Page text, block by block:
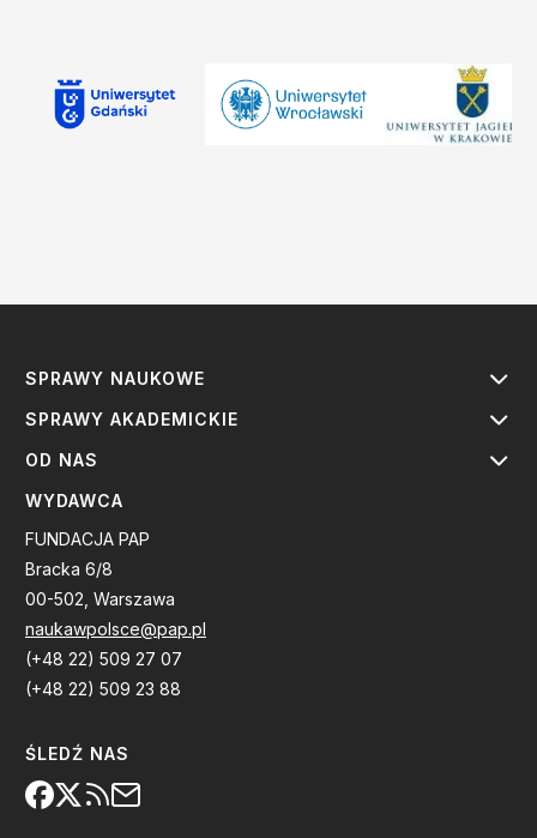
SPRAWY NAUKOWE
SPRAWY AKADEMICKIE
OD NAS
WYDAWCA
FUNDACJA PAP
Bracka 6/8
00-502, Warszawa
naukawpolsce@pap.pl
(+48 22) 509 27 07
(+48 22) 509 23 88
ŚLEDŹ NAS